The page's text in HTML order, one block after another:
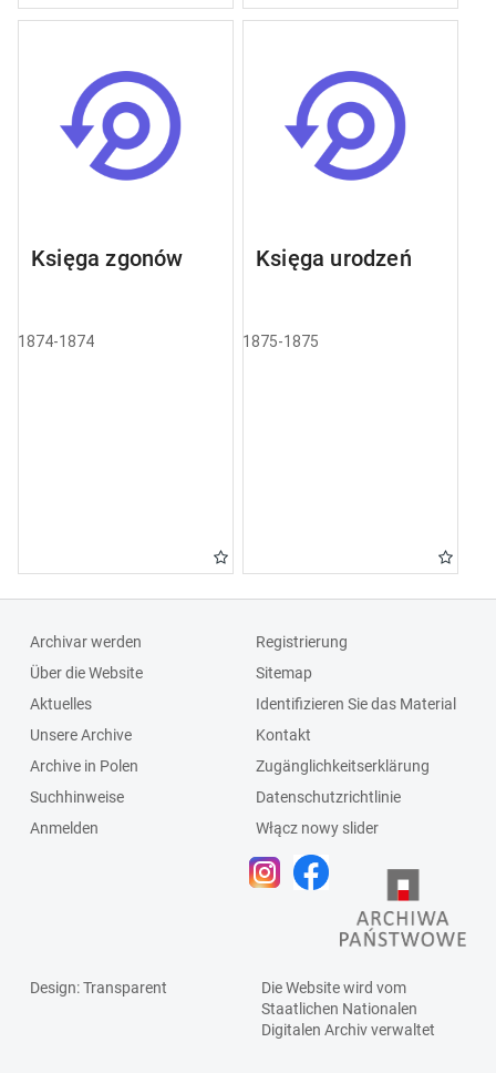
Księga zgonów
1874-1874
Księga urodzeń
1875-1875
Archivar werden
Über die Website
Aktuelles
Unsere Archive
Archive in Polen
Suchhinweise
Anmelden
Registrierung
Sitemap
Identifizieren Sie das Material
Kontakt
Zugänglichkeitserklärung
Datenschutzrichtlinie
Włącz nowy slider
Design: Transparent
Die Website wird vom
Staatlichen Nationalen
Digitalen Archivverwaltet